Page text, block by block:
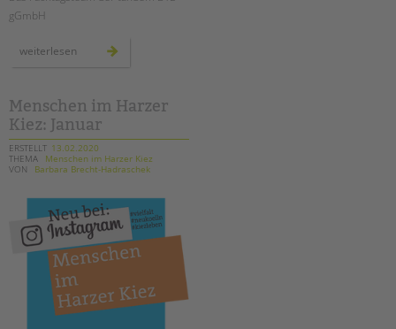
gGmbH
weiterlesen fachtag:
Menschen im Harzer
Kiez: Januar
ERSTELLT 13.02.2020
THEMA
Menschen im Harzer Kiez
VON
Barbara Brecht-Hadraschek